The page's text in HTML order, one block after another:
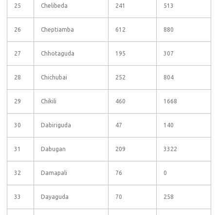
25 Chelibeda 241 513
26 Cheptiamba 612 880
27 Chhotaguda 195 307
28 Chichubai 252 804
29 Chikili 460 1668
30 Dabiriguda 47 140
31 Dabugan 209 3322
32 Damapali 76 0
33 Dayaguda 70 258